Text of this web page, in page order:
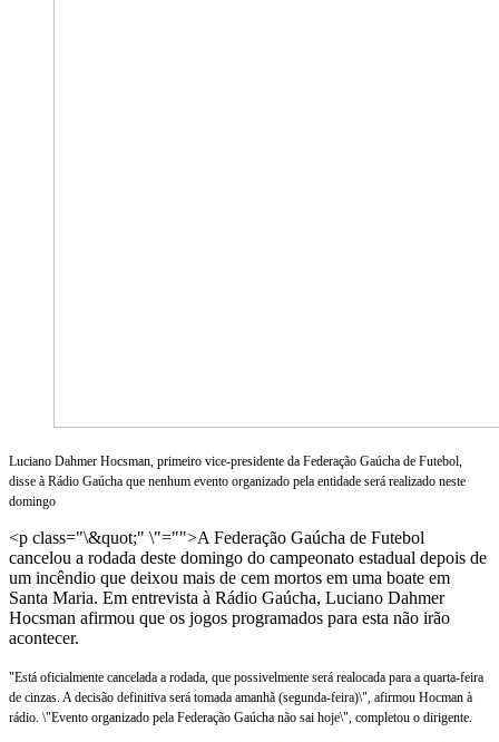
Luciano Dahmer Hocsman, primeiro vice-presidente da Federação Gaúcha de Futebol,
disse à Rádio Gaúcha que nenhum evento organizado pela entidade será realizado neste
domingo
<p class="\&quot;" \"="">A Federação Gaúcha de Futebol
cancelou a rodada deste domingo do campeonato estadual depois de
um incêndio que deixou mais de cem mortos em uma boate em
Santa Maria. Em entrevista à Rádio Gaúcha, Luciano Dahmer
Hocsman afirmou que os jogos programados para esta não irão
acontecer.
"Está oficialmente cancelada a rodada, que possivelmente será realocada para a quarta-feira
de cinzas. A decisão definitiva será tomada amanhã (segunda-feira)\", afirmou Hocman à
rádio. \"Evento organizado pela Federação Gaúcha não sai hoje\", completou o dirigente.